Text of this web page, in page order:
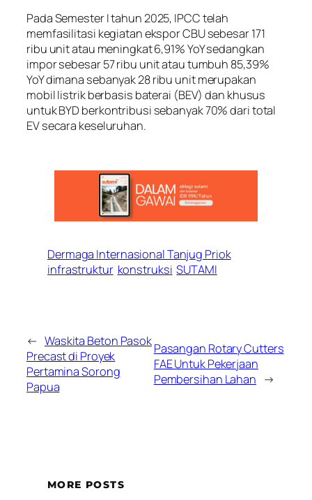
Pada Semester I tahun 2025, IPCC telah
memfasilitasi kegiatan ekspor CBU sebesar 171
ribu unit atau meningkat 6,91% YoY sedangkan
impor sebesar 57 ribu unit atau tumbuh 85,39%
YoY dimana sebanyak 28 ribu unit merupakan
mobil listrik berbasis baterai (BEV) dan khusus
untuk BYD berkontribusi sebanyak 70% dari total
EV secara keseluruhan.
Dermaga Internasional Tanjug Priok
infrastruktur konstruksi SUTAMI
← Waskita Beton Pasok
Precast di Proyek
Pertamina Sorong
Papua
Pasangan Rotary Cutters
FAE Untuk Pekerjaan
Pembersihan Lahan →
MORE POSTS